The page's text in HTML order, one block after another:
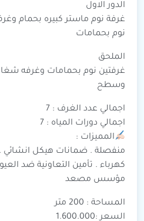
الدور الاول
غرفة نوم ماستر كبيره بحمام
نوم بحمامات
الملحق
غرفتين نوم بحمامات وغرفه
وسطح
اجمالي عدد الغرف : 7
اجمالي دورات المياه : 7
المميزات :
منفصلة . ضمانات هيكل
كهرباء . تأمين التعاونية ضد
مؤسس مصعد
المساحة : 200 متر
السعر :1.600.000